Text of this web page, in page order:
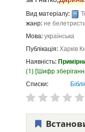
Вид матеріалу:
жанр:не
Мова:українська
Публікація:Харків
Наявність:
(1) Шифр
Списки: